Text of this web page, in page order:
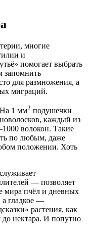
многие
и
помогает выбрать
запомнить
для размножения, а
миграций.
1 мм2 подушечки
каждый из
волокон. Такие
по любым, даже
положении. Хоть
— позволяет
мира пчёл и дневных
а гладкое —
растения, как
до нектара. И попутно